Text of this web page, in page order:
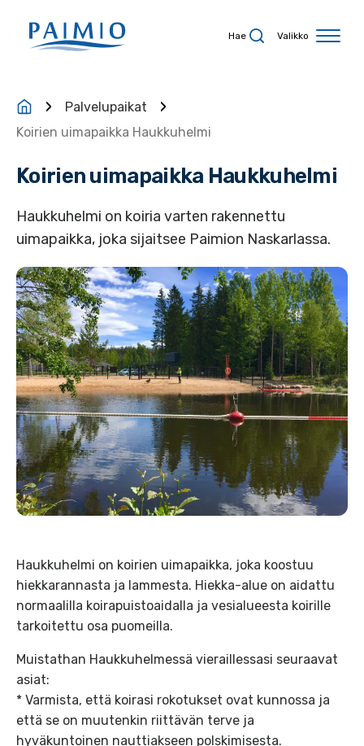
Hae Valikko
Palvelupaikat
Koirien uimapaikka Haukkuhelmi
Koirien uimapaikka Haukkuhelmi
Haukkuhelmi on koiria varten rakennettu
uimapaikka, joka sijaitsee Paimion Naskarlassa.
Haukkuhelmi on koirien uimapaikka, joka koostuu
hiekkarannasta ja lammesta. Hiekka-alue on aidattu
normaalilla koirapuistoaidalla ja vesialueesta koirille
tarkoitettu osa puomeilla.
Muistathan Haukkuhelmessä vieraillessasi seuraavat
asiat:
* Varmista, että koirasi rokotukset ovat kunnossa ja
että se on muutenkin riittävän terve ja
hyväkuntoinen nauttiakseen polskimisesta.